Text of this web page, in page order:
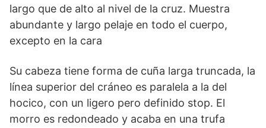
largo que de alto al nivel de la cruz. Muestra
abundante y largo pelaje en todo el cuerpo,
excepto en la cara
Su cabeza tiene forma de cuña larga truncada, la
línea superior del cráneo es paralela a la del
hocico, con un ligero pero definido stop. El
morro es redondeado y acaba en una trufa